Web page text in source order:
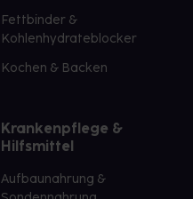
Fettbinder &
Kohlenhydrateblocker
Kochen & Backen
Krankenpflege &
Hilfsmittel
Aufbaunahrung &